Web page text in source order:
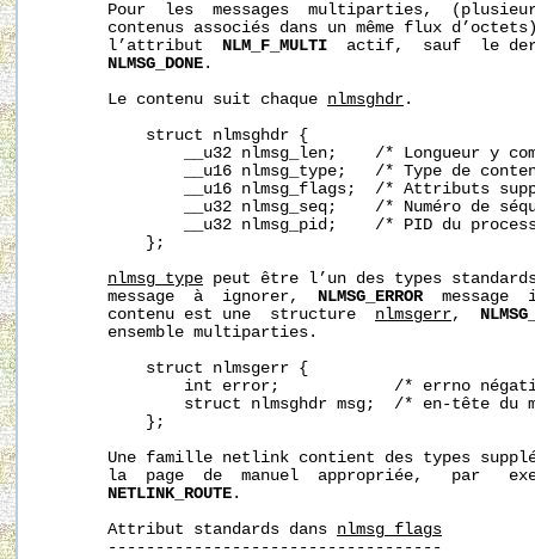
Pour  les  messages  multiparties,
contenus associés dans un même flux
       l’attribut
NLM_F_MULTI
actif,  sauf  le
NLMSG_DONE .
       Le contenu suit chaque
nlmsghdr .
           struct nlmsghdr {
__u32 nlmsg_len;    /* Longueur y
__u16 nlmsg_type;   /* Type de
__u16 nlmsg_flags;  /* Attributs
__u32 nlmsg_seq;    /* Numéro de
__u32 nlmsg_pid;    /* PID du
           };
nlmsg_type peut être l’un des types
       message  à  ignorer,
NLMSG_ERROR
message
       contenu est une  structure
nlmsgerr,
       ensemble multiparties.
           struct nlmsgerr {
int error;            /* errno
struct nlmsghdr msg;  /* en‐tête du
           };
Une famille netlink contient des types
la  page  de  manuel  appropriée,   par
NETLINK_ROUTE .
       Attribut standards dans
nlmsg_flags
       -----------------------------------